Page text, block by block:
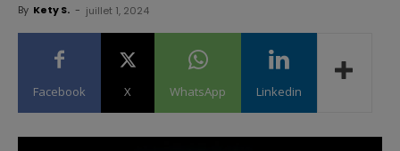
By Kety S. - juillet 1, 2024
Facebook X WhatsApp Linkedin